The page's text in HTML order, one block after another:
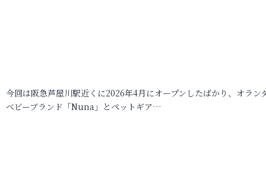
今回は阪急芦屋川駅近くに2026年4月にオープンしたばかり、オラン
ベビーブランド「Nuna」とペットギア…